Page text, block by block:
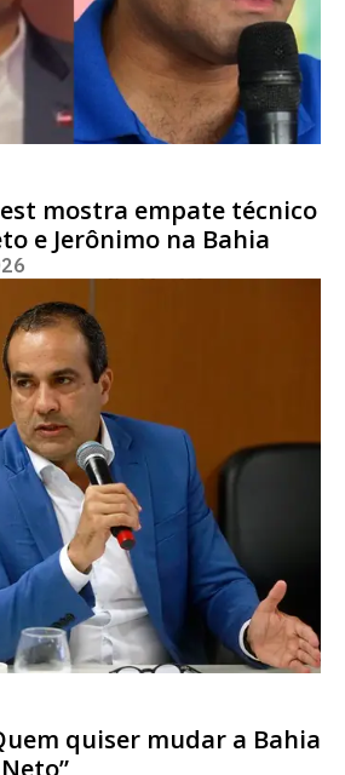
mostra empate técnico
e Jerônimo na Bahia
quiser mudar a Bahia